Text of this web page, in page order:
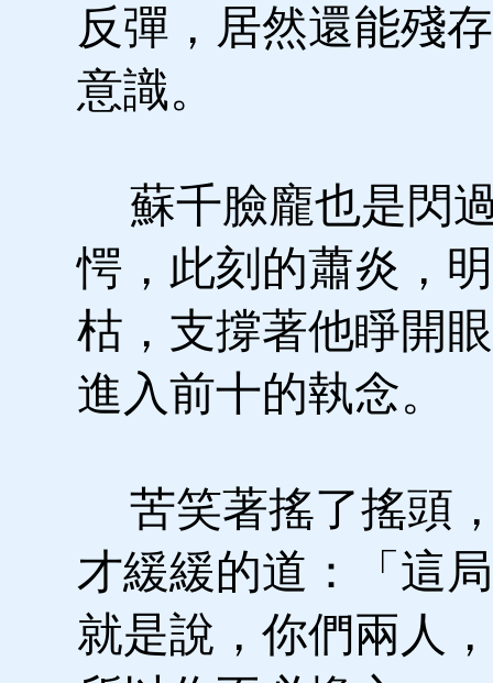
反彈，居然還能殘
意識。
蘇千臉龐也是閃
愕，此刻的蕭炎，
枯，支撐著他睜開
進入前十的執念。
苦笑著搖了搖頭
才緩緩的道：「這
就是說，你們兩人